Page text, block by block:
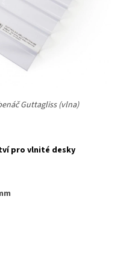
Guttagliss (vlna)
pro vlnité desky